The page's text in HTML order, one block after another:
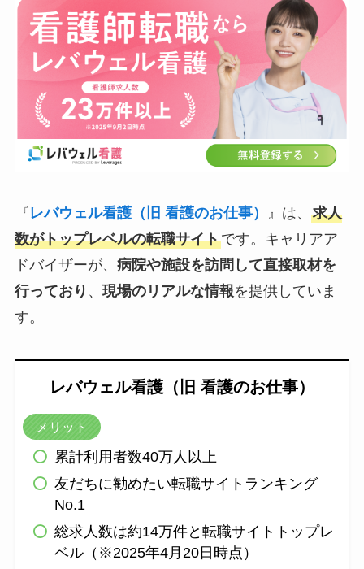
『 レバウェル看護（旧 看護のお仕事） 』は、 求人
数がトップレベルの転職サイトです。キャリアア
ドバイザーが、 病院や施設を訪問して直接取材を
行っており 、 現場のリアルな情報を提供していま
す。
レバウェル看護（旧 看護のお仕事）
メリット
累計利用者数40万人以上
友だちに勧めたい転職サイトランキング
No.1
総求人数は約14万件と転職サイトトップレ
ベル（※2025年4月20日時点）